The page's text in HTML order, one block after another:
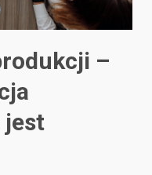
–
jest